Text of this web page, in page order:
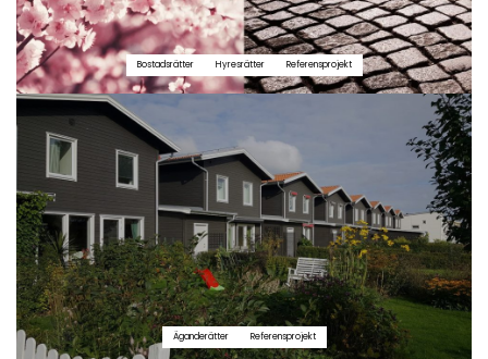
Bostadsrätter Hyresrätter Referensprojekt
Äganderätter Referensprojekt